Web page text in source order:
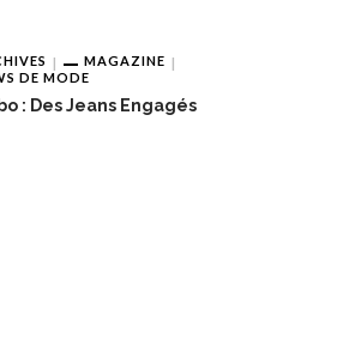
MAGAZINE
DE MODE
: Des Jeans Engagés